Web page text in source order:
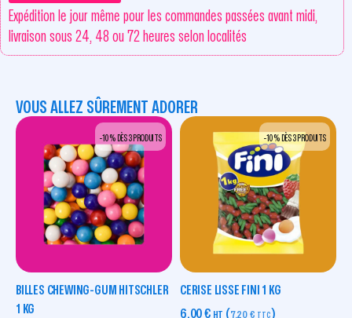
Expédition le jour même pour les commandes passées avant midi,
livraison sous 24, 48 ou 72 heures selon localités
VOUS ALLEZ SÛREMENT ADORER
-10 % DÈS 3 PRODUITS
BILLES CHEWING-GUM HITSCHLER
1 KG
-10 % DÈS 3 PRODUITS
CERISE LISSE FINI 1 KG
6,00€ HT (7,20 € TTC)